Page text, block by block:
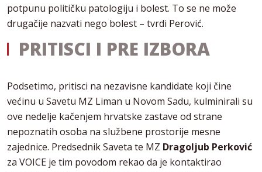
potpunu političku patologiju i bolest. To se ne može
drugačije nazvati nego bolest – tvrdi Perović.
PRITISCI I PRE IZBORA
Podsetimo, pritisci na nezavisne kandidate koji čine
većinu u Savetu MZ Liman u Novom Sadu, kulminirali su
ove nedelje kačenjem hrvatske zastave od strane
nepoznatih osoba na službene prostorije mesne
zajednice. Predsednik Saveta te MZ Dragoljub Perković
za VOICE je tim povodom rekao da je kontaktirao